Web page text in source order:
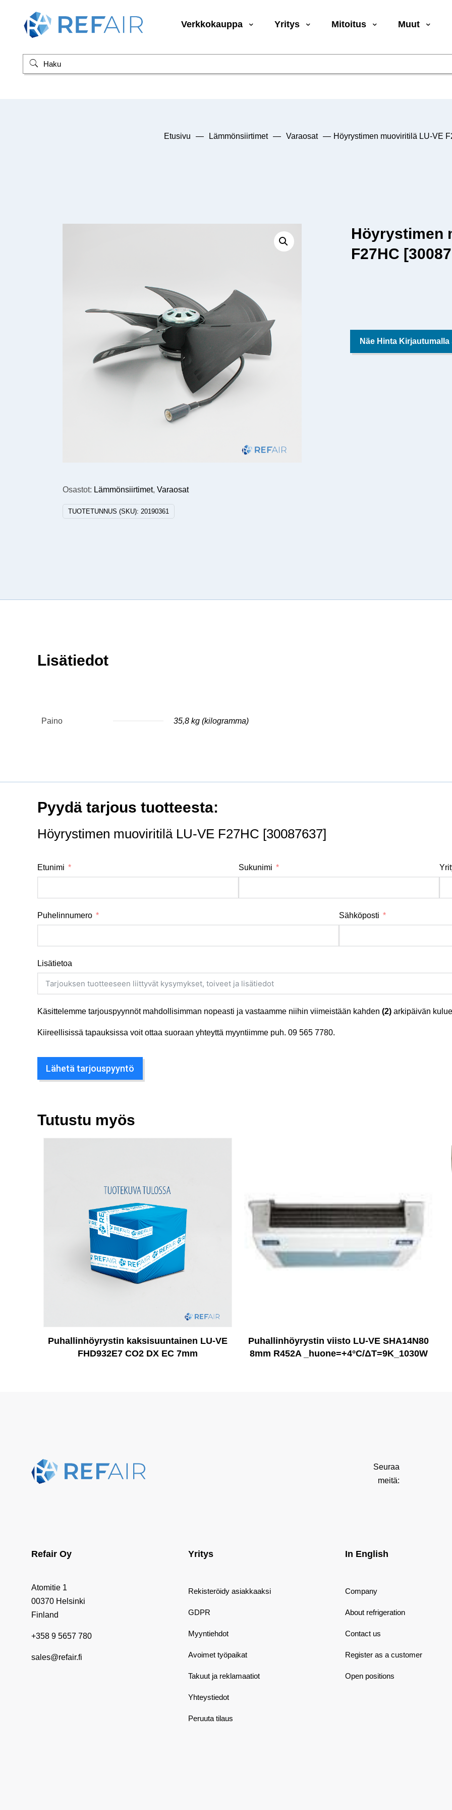
Verkkokauppa Yritys Mitoitus Muut
Etusivu — Lämmönsiirtimet — Varaosat — Höyrystimen muoviritilä LU-VE
Osastot: Lämmönsiirtimet,Varaosat
TUOTETUNNUS (SKU):20190361
Höyrystimen
F27HC
Näe Hinta Kirjautumalla
Lisätiedot
Paino 35,8 kg (kilogramma)
Pyydä tarjous tuotteesta:
Höyrystimen muoviritilä LU-VE F27HC [30087637]
Etunimi Sukunimi
Puhelinnumero Sähköposti
Lisätietoa
Käsittelemme tarjouspyynnöt mahdollisimman nopeasti ja vastaamme niihin viimeistään kahden (2) arkipäivän
Kiireellisissä tapauksissa voit ottaa suoraan yhteyttä myyntiimme puh. 09 565 7780.
Lähetä tarjouspyyntö
Tutustu myös
Puhallinhöyrystin kaksisuuntainen LU-VE
FHD932E7 CO2 DX EC 7mm
Puhallinhöyrystin viisto LU-VE SHA14N80
8mm R452A _huone=+4°C/ΔT=9K_1030W
Seuraa
meitä:
Refair Oy
Atomitie 1
00370 Helsinki
Finland
+358 9 5657 780
sales@refair.fi
Yritys
Rekisteröidy asiakkaaksi
GDPR
Myyntiehdot
Avoimet työpaikat
Takuut ja reklamaatiot
Yhteystiedot
Peruuta tilaus
In English
Company
About refrigeration
Contact us
Register as a customer
Open positions